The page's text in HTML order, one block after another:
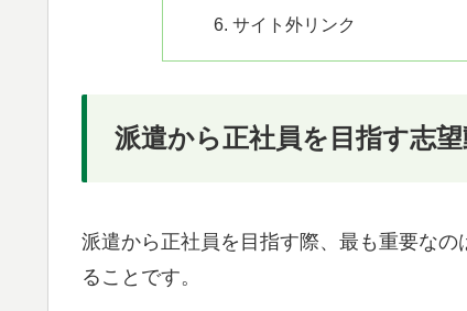
サイト外リンク
派遣から正社員を目指す志
派遣から正社員を目指す際、最も重要な
ることです。